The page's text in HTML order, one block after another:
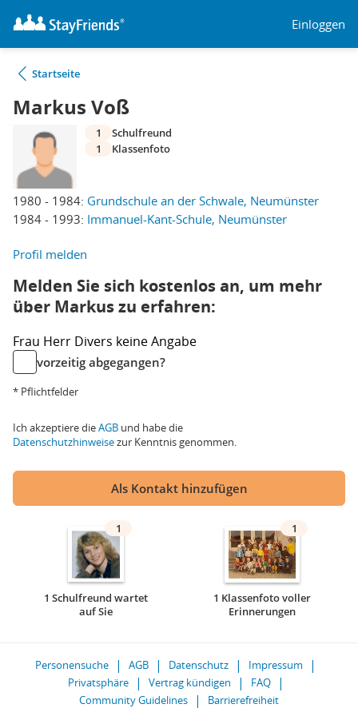
Einloggen
Startseite
Markus Voß
1980 - 1984: Grundschule an der Schwale, Neumünster
1984 - 1993: Immanuel-Kant-Schule, Neumünster
1
Schulfreund
1
Klassenfoto
Profil melden
Melden Sie sich kostenlos an, um mehr
über Markus zu erfahren:
Frau Herr Divers keine Angabe
vorzeitig abgegangen?
* Pflichtfelder
Ich akzeptiere dieAGB und habe die
Datenschutzhinweisezur Kenntnis genommen.
Als Kontakt hinzufügen
1
1 Schulfreund wartet
auf Sie
1
1 Klassenfoto voller
Erinnerungen
Personensuche AGB Datenschutz
Impressum
Privatsphäre
Vertrag kündigen
FAQ
Community Guidelines
Barrierefreiheit